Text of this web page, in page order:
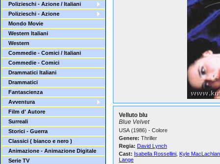
Polizieschi - Azione / Italiani
Polizieschi - Azione
Mondo Movie
Western Italiani
Western
Commedie - Comici / Italiani
Commedie - Comici
Drammatici Italiani
Drammatici
Fantascienza
Avventura
Film d' Autore
Surreali
Storici - Guerra
Classici ( bianco e nero )
Animazione - Animazione Digitale
Serie TV
Velluto blu
Blue Velvet
USA (1986) - Colore
Genere: Thriller
Regia: David Lynch
Cast: Isabella Rossellini Kyle MacLachlan
Lange